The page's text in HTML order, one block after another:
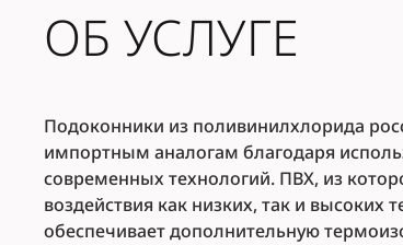
ОБ УСЛУГЕ
Подоконники из поливинилхлорида
импортным аналогам благодаря
современных технологий. ПВХ, из
воздействия как низких, так и высоких
обеспечивает дополнительную